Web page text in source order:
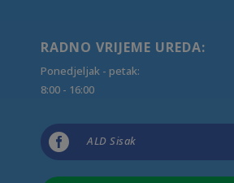
RADNO VRIJEME UREDA:
Ponedjeljak - petak:
8:00 - 16:00
 ALD Sisak